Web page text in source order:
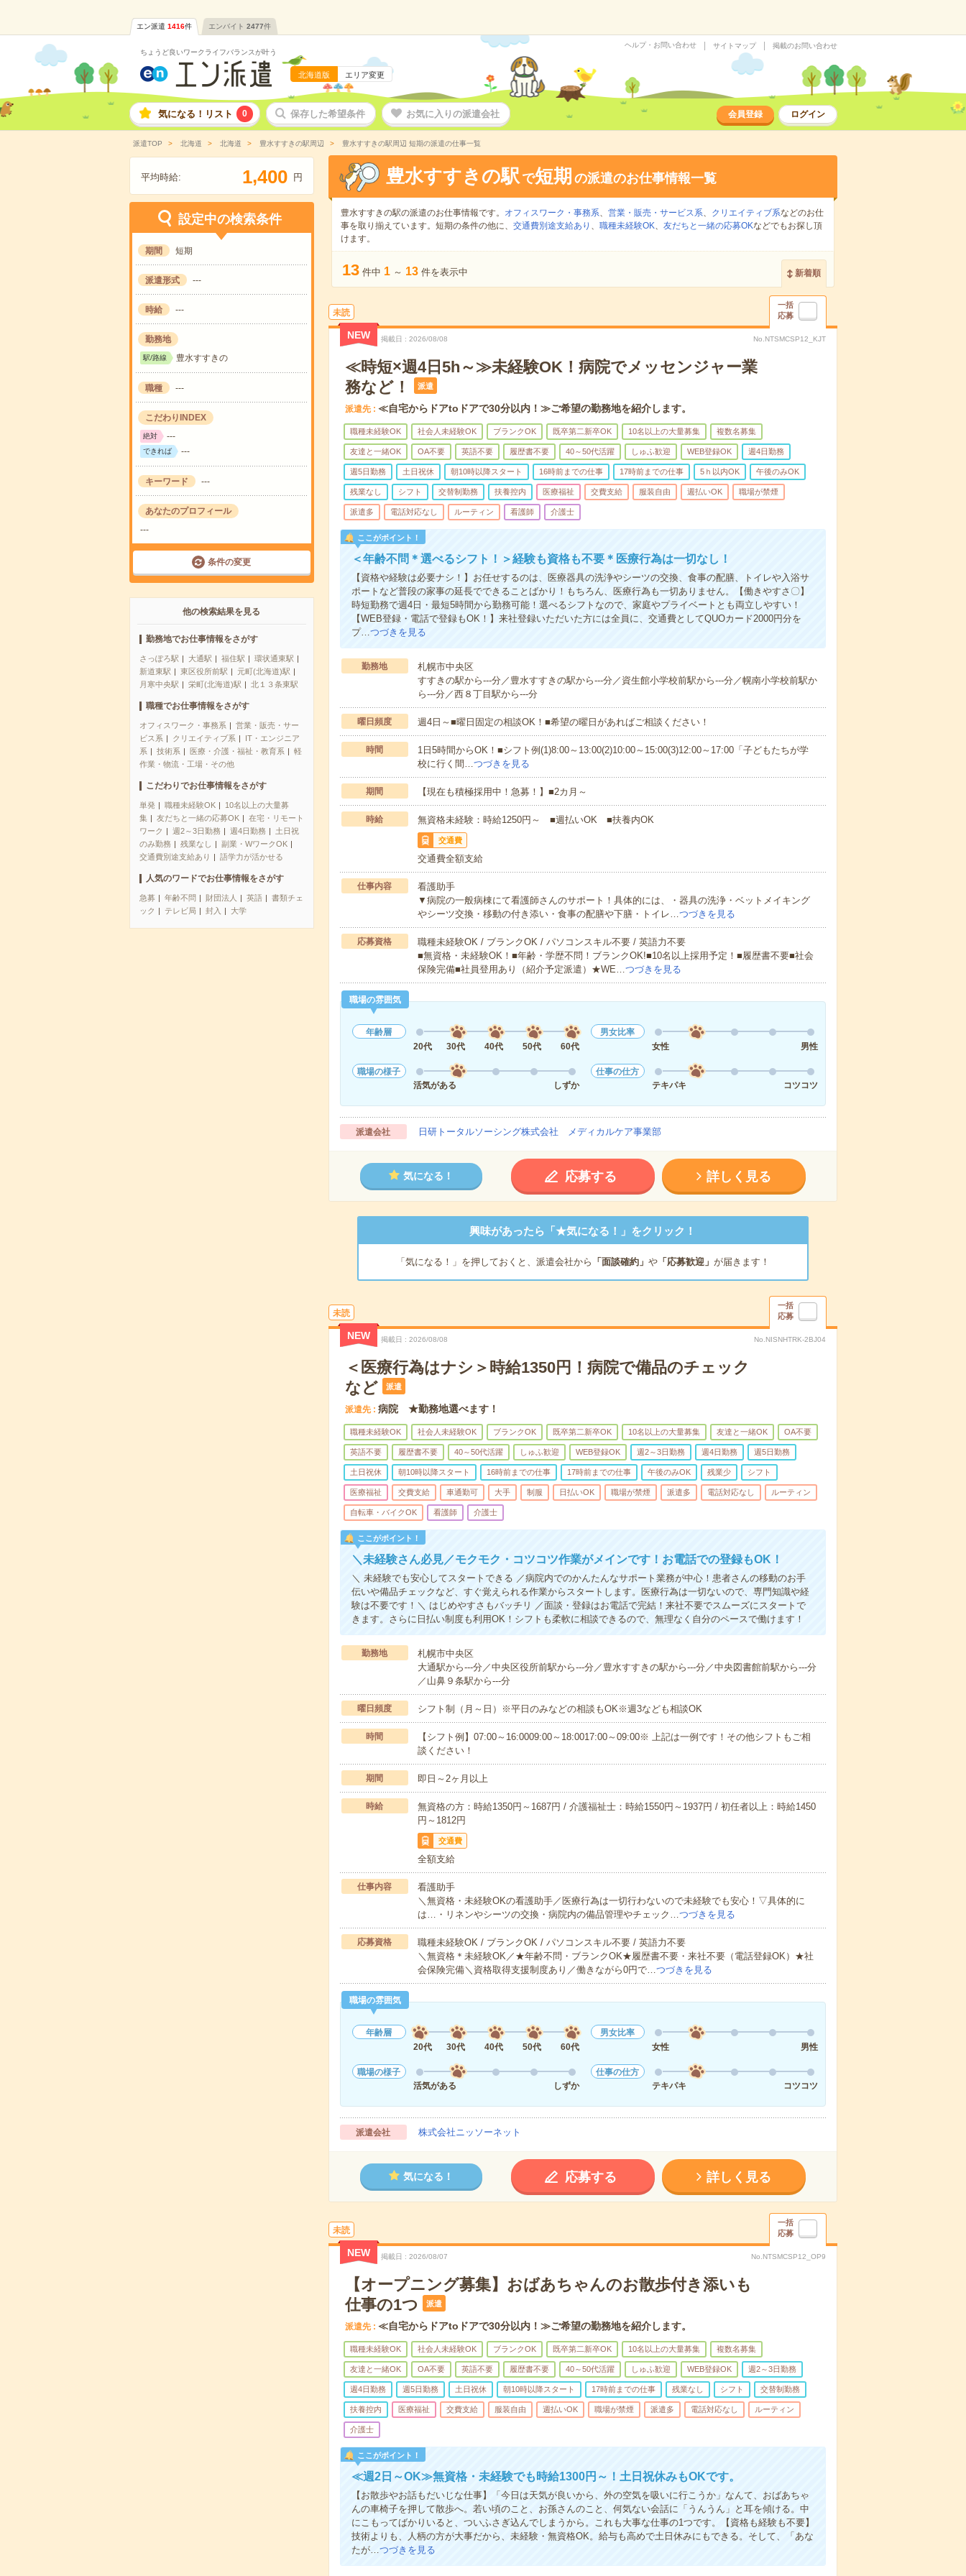
エン派遣 1416件 エンバイト 2477件
ちょうど良いワークライフバランスが叶う
北海道版 エリア変更
ヘルプ・お問い合わせ サイトマップ 掲載のお問い合わせ
気になる！リスト 0 保存した希望条件 お気に入りの派遣会社 会員登録 ログイン
派遣TOP 北海道 北海道 豊水すすきの駅周辺 豊水すすきの駅周辺 短期の派遣の仕事一覧
平均時給: 1,400 円
設定中の検索条件
期間 短期
派遣形式 ---
時給 ---
勤務地
駅/路線 豊水すすきの
職種 ---
こだわりINDEX
絶対 ---
できれば ---
キーワード ---
あなたのプロフィール
---
条件の変更
他の検索結果を見る
勤務地でお仕事情報をさがす
さっぽろ駅 大通駅 福住駅
環状通東駅
新道東駅
東区役所前駅
元町(北海道)駅
月寒中央駅
栄町(北海道)駅 北１３条東駅
職種でお仕事情報をさがす
オフィスワーク・事務系
営業・販売・サー
ビス系
クリエイティブ系
IT・エンジニア
系
技術系 医療・介護・福祉・教育系
軽
作業・物流・工場・その他
こだわりでお仕事情報をさがす
単発 職種未経験OK
10名以上の大量募
集
友だちと一緒の応募OK
在宅・リモート
ワーク
週2～3日勤務 週4日勤務
土日祝
のみ勤務
残業なし
副業・WワークOK
交通費別途支給あり
語学力が活かせる
人気のワードでお仕事情報をさがす
急募 年齢不問 財団法人 英語
書類チェ
ック
テレビ局 封入 大学
豊水すすきの駅 で短期 の派遣のお仕事情報一覧
豊水すすきの駅の派遣のお仕事情報です。 オフィスワーク・事務系、 営業・販売・サービス系、 クリエイティブ系などのお仕
事を取り揃えています。短期の条件の他に、 交通費別途支給あり 、 職種未経験OK、 友だちと一緒の応募OKなどでもお探し頂
けます。
13 件中 1 ～ 13 件を表示中 新着順
未読
一括
応募
NEW 掲載日 2026/08/08 No.NTSMCSP12_KJT
≪時短×週4日5h～≫未経験OK！病院でメッセンジャー業
務など！
派遣
派遣先 ≪自宅からドアtoドアで30分以内！≫ご希望の勤務地を紹介します。
職種未経験OK 社会人未経験OK ブランクOK 既卒第二新卒OK 10名以上の大量募集 複数名募集
友達と一緒OK OA不要 英語不要 履歴書不要 40～50代活躍 しゅふ歓迎 WEB登録OK 週4日勤務
週5日勤務 土日祝休 朝10時以降スタート 16時前までの仕事 17時前までの仕事 5ｈ以内OK 午後のみOK
残業なし シフト 交替制勤務 扶養控内 医療福祉 交費支給 服装自由 週払いOK 職場が禁煙
派遣多 電話対応なし ルーティン 看護師 介護士
ここがポイント！
＜年齢不問＊選べるシフト！＞経験も資格も不要＊医療行為は一切なし！
【資格や経験は必要ナシ！】お任せするのは、医療器具の洗浄やシーツの交換、食事の配膳、トイレや入浴サ
ポートなど普段の家事の延長でできることばかり！もちろん、医療行為も一切ありません。【働きやすさ〇】
時短勤務で週4日・最短5時間から勤務可能！選べるシフトなので、家庭やプライベートとも両立しやすい！
【WEB登録・電話で登録もOK！】来社登録いただいた方には全員に、交通費としてQUOカード2000円分を
プ…つづきを見る
勤務地
札幌市中央区
すすきの駅から---分／豊水すすきの駅から---分／資生館小学校前駅から---分／幌南小学校前駅か
ら---分／西８丁目駅から---分
曜日頻度 週4日～■曜日固定の相談OK！■希望の曜日があればご相談ください！
時間
1日5時間からOK！■シフト例(1)8:00～13:00(2)10:00～15:00(3)12:00～17:00「子どもたちが学
校に行く間…つづきを見る
期間 【現在も積極採用中！急募！】■2カ月～
時給 無資格未経験：時給1250円～ ■週払いOK ■扶養内OK
交通費
交通費全額支給
仕事内容
看護助手
▼病院の一般病棟にて看護師さんのサポート！具体的には、・器具の洗浄・ベットメイキング
やシーツ交換・移動の付き添い・食事の配膳や下膳・トイレ…つづきを見る
応募資格
職種未経験OK / ブランクOK / パソコンスキル不要 / 英語力不要
■無資格・未経験OK！■年齢・学歴不問！ブランクOK!■10名以上採用予定！■履歴書不要■社会
保険完備■社員登用あり（紹介予定派遣）★WE…つづきを見る
職場の雰囲気
年齢層
20代
30代 40代 50代 60代
男女比率
女性
男性
職場の様子
活気がある
しずか
仕事の仕方
テキパキ
コツコツ
派遣会社 日研トータルソーシング株式会社 メディカルケア事業部
気になる！ 応募する 詳しく見る
興味があったら「★気になる！」をクリック！
「気になる！」を押しておくと、派遣会社から 「面談確約」 や「応募歓迎」 が届きます！
未読
一括
応募
NEW 掲載日 2026/08/08 No.NISNHTRK-2BJ04
＜医療行為はナシ＞時給1350円！病院で備品のチェック
など
派遣
派遣先 病院 ★勤務地選べます！
職種未経験OK 社会人未経験OK ブランクOK 既卒第二新卒OK 10名以上の大量募集 友達と一緒OK OA不要
英語不要 履歴書不要 40～50代活躍 しゅふ歓迎 WEB登録OK 週2～3日勤務 週4日勤務 週5日勤務
土日祝休 朝10時以降スタート 16時前までの仕事 17時前までの仕事 午後のみOK 残業少 シフト
医療福祉 交費支給 車通勤可 大手 制服 日払いOK 職場が禁煙 派遣多 電話対応なし ルーティン
自転車・バイクOK 看護師 介護士
ここがポイント！
＼未経験さん必見／モクモク・コツコツ作業がメインです！お電話での登録もOK！
＼ 未経験でも安心してスタートできる ／病院内でのかんたんなサポート業務が中心！患者さんの移動のお手
伝いや備品チェックなど、すぐ覚えられる作業からスタートします。医療行為は一切ないので、専門知識や経
験は不要です！＼ はじめやすさもバッチリ ／面談・登録はお電話で完結！来社不要でスムーズにスタートで
きます。さらに日払い制度も利用OK！シフトも柔軟に相談できるので、無理なく自分のペースで働けます！
勤務地
札幌市中央区
大通駅から---分／中央区役所前駅から---分／豊水すすきの駅から---分／中央図書館前駅から---分
／山鼻９条駅から---分
曜日頻度 シフト制（月～日）※平日のみなどの相談もOK※週3なども相談OK
時間
【シフト例】07:00～16:0009:00～18:0017:00～09:00※ 上記は一例です！その他シフトもご相
談ください！
期間 即日～2ヶ月以上
時給
無資格の方：時給1350円～1687円 / 介護福祉士：時給1550円～1937円 / 初任者以上：時給1450
円～1812円
交通費
全額支給
仕事内容
看護助手
＼無資格・未経験OKの看護助手／医療行為は一切行わないので未経験でも安心！▽具体的に
は…・リネンやシーツの交換・病院内の備品管理やチェック…つづきを見る
応募資格
職種未経験OK / ブランクOK / パソコンスキル不要 / 英語力不要
＼無資格＊未経験OK／★年齢不問・ブランクOK★履歴書不要・来社不要（電話登録OK）★社
会保険完備＼資格取得支援制度あり／働きながら0円で…つづきを見る
職場の雰囲気
年齢層
20代
30代 40代 50代 60代
男女比率
女性
男性
職場の様子
活気がある
しずか
仕事の仕方
テキパキ
コツコツ
派遣会社 株式会社ニッソーネット
気になる！ 応募する 詳しく見る
未読
一括
応募
NEW 掲載日 2026/08/07 No.NTSMCSP12_OP9
【オープニング募集】おばあちゃんのお散歩付き添いも
仕事の1つ
派遣
派遣先 ≪自宅からドアtoドアで30分以内！≫ご希望の勤務地を紹介します。
職種未経験OK 社会人未経験OK ブランクOK 既卒第二新卒OK 10名以上の大量募集 複数名募集
友達と一緒OK OA不要 英語不要 履歴書不要 40～50代活躍 しゅふ歓迎 WEB登録OK 週2～3日勤務
週4日勤務 週5日勤務 土日祝休 朝10時以降スタート 17時前までの仕事 残業なし シフト 交替制勤務
扶養控内 医療福祉 交費支給 服装自由 週払いOK 職場が禁煙 派遣多 電話対応なし ルーティン
介護士
ここがポイント！
≪週2日～OK≫無資格・未経験でも時給1300円～！土日祝休みもOKです。
【お散歩やお話もだいじな仕事】「今日は天気が良いから、外の空気を吸いに行こうか」なんて、おばあちゃ
んの車椅子を押して散歩へ。若い頃のこと、お孫さんのこと、何気ない会話に「うんうん」と耳を傾ける。中
にこもってばかりいると、ついふさぎ込んでしまうから。これも大事な仕事の1つです。【資格も経験も不要】
技術よりも、人柄の方が大事だから、未経験・無資格OK。給与も高めで土日休みにもできる。そして、「あな
たが…つづきを見る